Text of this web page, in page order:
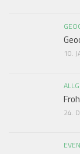
10.
24.